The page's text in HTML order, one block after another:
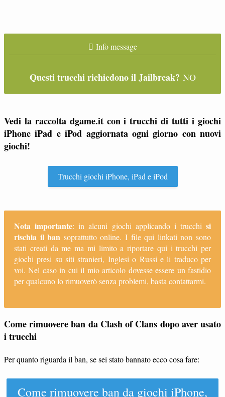
Info message
Questi trucchi richiedono il Jailbreak? NO
Vedi la raccolta dgame.it con i trucchi di tutti i giochi
iPhone iPad e iPod aggiornata ogni giorno con nuovi
giochi!
Trucchi giochi iPhone, iPad e iPod
Nota importante: in alcuni giochi applicando i trucchi si
rischia il ban soprattutto online. I file qui linkati non sono
stati creati da me ma mi limito a riportare qui i trucchi per
giochi presi su siti stranieri, Inglesi o Russi e li traduco per
voi. Nel caso in cui il mio articolo dovesse essere un fastidio
per qualcuno lo rimuoverò senza problemi, basta contattarmi.
Come rimuovere ban da Clash of Clans dopo aver usato
i trucchi
Per quanto riguarda il ban, se sei stato bannato ecco cosa fare:
Come rimuovere ban da giochi iPhone,